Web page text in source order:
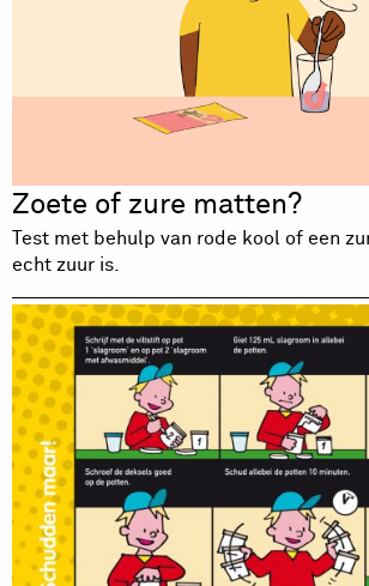
Zoete of zure matten?
Test met behulp van rode kool of een
echt zuur is.